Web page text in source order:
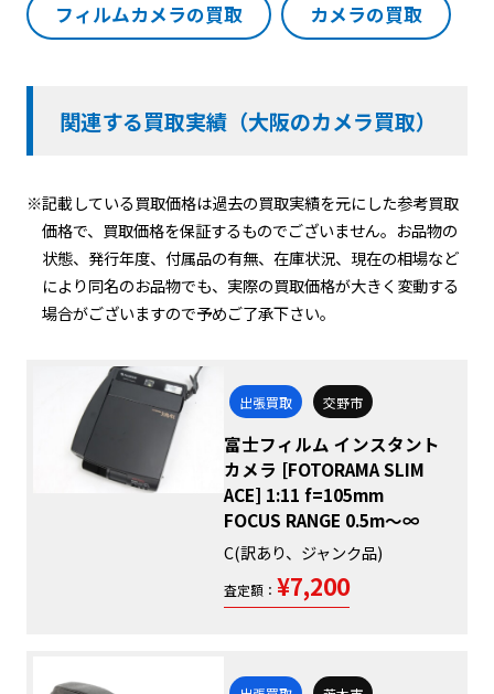
フィルムカメラの買取 カメラの買取
関連する買取実績（大阪のカメラ買取）
※記載している買取価格は過去の買取実績を元にした参考買取
価格で、買取価格を保証するものでございません。お品物の
状態、発行年度、付属品の有無、在庫状況、現在の相場など
により同名のお品物でも、実際の買取価格が大きく変動する
場合がございますので予めご了承下さい。
出張買取 交野市
富士フィルム インスタント
カメラ [FOTORAMA SLIM
ACE] 1:11 f=105mm
FOCUS RANGE 0.5m～∞
C(訳あり、ジャンク品)
査定額： ¥7,200